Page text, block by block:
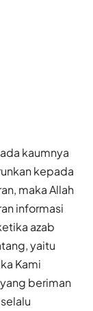
kaumnya
kepada
maka Allah
informasi
azab
yaitu
Kami
beriman